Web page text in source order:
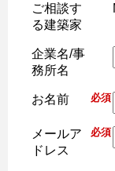
ご相談す
る建築家
企業名/事
務所名
お名前 必須
メールア
ドレス
必須